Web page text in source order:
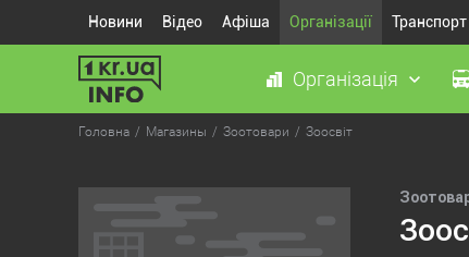
Новини Відео Афіша Організації Транспорт
Організація
Головна Магазины Зоотовари Зоосвіт